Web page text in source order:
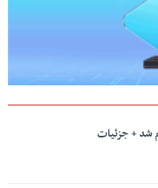
شد + جزئیات